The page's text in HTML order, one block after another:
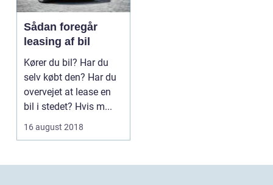
Sådan foregår
leasing af bil
Kører du bil? Har du
selv købt den? Har du
overvejet at lease en
bil i stedet? Hvis m...
16 august 2018